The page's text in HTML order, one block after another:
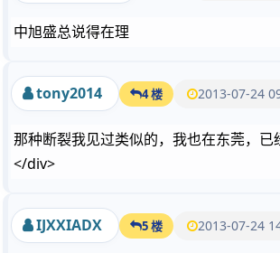
中旭盛总说得在理
tony2014 4 楼 2013-07-24
那种断裂我见过类似的，我也在东莞，
</div>
IJXXIADX 5 楼 2013-07-24